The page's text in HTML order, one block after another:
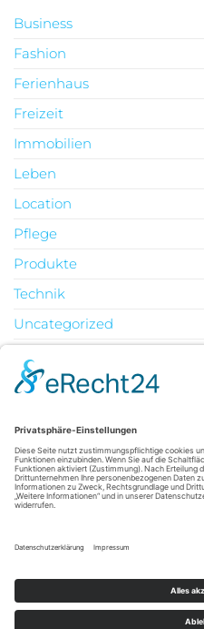
Business
Fashion
Ferienhaus
Freizeit
Immobilien
Leben
Location
Pflege
Produkte
Technik
Uncategorized
M
D
3
4 5 6
17
18 19
27